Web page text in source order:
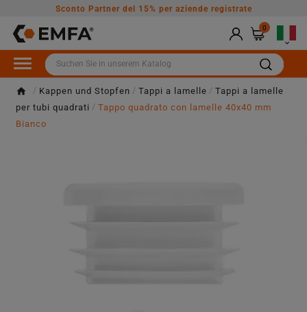
Sconto Partner del 15% per aziende registrate
0

Kappen und Stopfen Tappi a lamelle
Tappi a lamelle
per tubi quadrati
Tappo quadrato con lamelle 40x40 mm
Bianco